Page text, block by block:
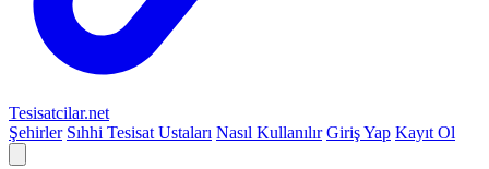
Tesisatcilar.net
Şehirler Sıhhi Tesisat Ustaları Nasıl Kullanılır Giriş Yap Kayıt Ol